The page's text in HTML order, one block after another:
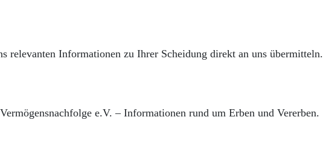
relevanten Informationen zu Ihrer Scheidung direkt an uns übermitteln.
e.V. – Informationen rund um Erben und Vererben.